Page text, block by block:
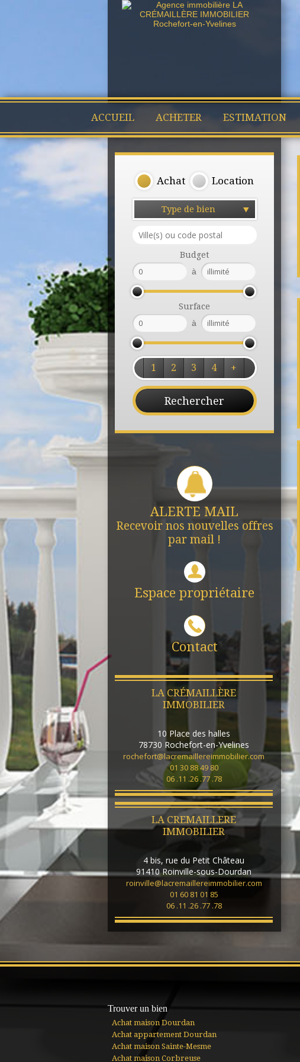
ACCUEIL ACHETER ESTIMATION
Achat Location
Type de bien
Budget
à
Surface
à
1 2 3 4 +
ALERTE MAIL
Recevoir nos nouvelles offres
par mail !
Espace propriétaire
Contact
LA CRÉMAILLÈRE
IMMOBILIER
10 Place des halles
78730 Rochefort-en-Yvelines
rochefort@lacremaillereimmobilier.com
01 30 88 49 80
06 .11 .26 .77 .78
LA CREMAILLERE
IMMOBILIER
4 bis, rue du Petit Château
91410 Roinville-sous-Dourdan
roinville@lacremaillereimmobilier.com
01 60 81 01 85
06 .11 .26 .77 .78
Trouver un bien
Achat maison Dourdan
Achat appartement Dourdan
Achat maison Sainte-Mesme
Achat maison Corbreuse